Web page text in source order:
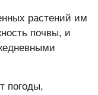
растений им
почвы, и
погоды,